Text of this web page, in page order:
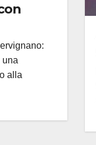
una
alla